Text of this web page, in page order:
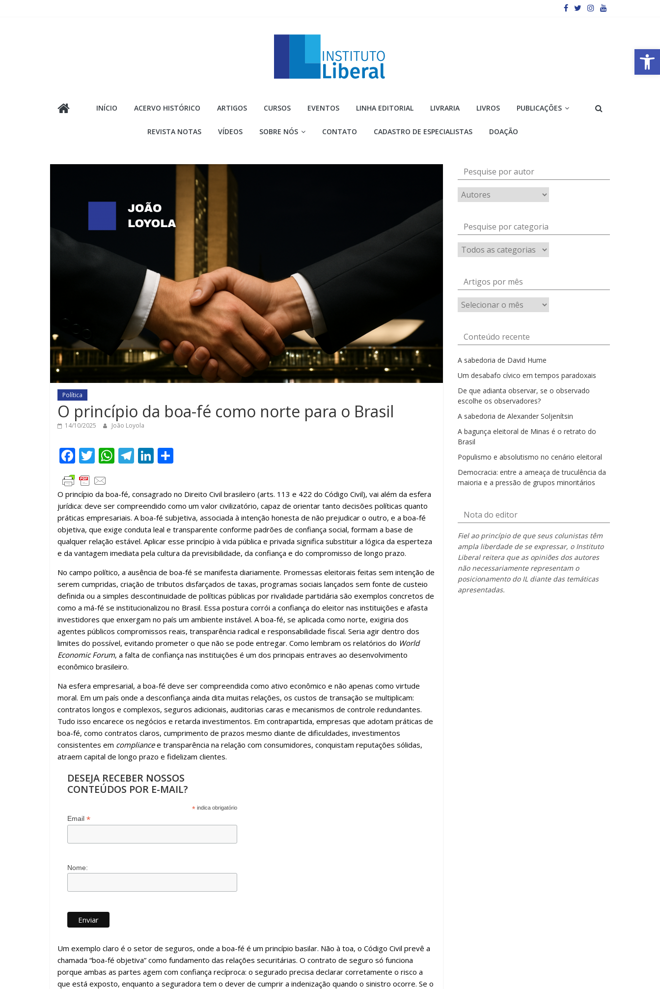
Barra de Ferramentas Aberta
Liberal
a
INÍCIO ACERVO HISTÓRICO ARTIGOS CURSOS EVENTOS LINHA EDITORIAL LIVRARIA LIVROS PUBLICAÇÕES
REVISTA NOTAS VÍDEOS SOBRE NÓS CONTATO CADASTRO DE ESPECIALISTAS DOAÇÃO
Política
O princípio da boa-fé como norte para o Brasil
14/10/2025 João Loyola
F
ac
e
b
o
o
k
T
w
itt
er
W
at
s
A
p
p
T
gr
a
m
Li
e
dI
n
m
p
ar
til
h
ar
O princípio da boa-fé, consagrado no Direito Civil brasileiro (arts. 113 e 422 do Código Civil), vai além da esfera
jurídica: deve ser compreendido como um valor civilizatório, capaz de orientar tanto decisões políticas quanto
práticas empresariais. A boa-fé subjetiva, associada à intenção honesta de não prejudicar o outro, e a boa-fé
objetiva, que exige conduta leal e transparente conforme padrões de confiança social, formam a base de
qualquer relação estável. Aplicar esse princípio à vida pública e privada significa substituir a lógica da esperteza
e da vantagem imediata pela cultura da previsibilidade, da confiança e do compromisso de longo prazo.
No campo político, a ausência de boa-fé se manifesta diariamente. Promessas eleitorais feitas sem intenção de
serem cumpridas, criação de tributos disfarçados de taxas, programas sociais lançados sem fonte de custeio
definida ou a simples descontinuidade de políticas públicas por rivalidade partidária são exemplos concretos de
como a má-fé se institucionalizou no Brasil. Essa postura corrói a confiança do eleitor nas instituições e afasta
investidores que enxergam no país um ambiente instável. A boa-fé, se aplicada como norte, exigiria dos
agentes públicos compromissos reais, transparência radical e responsabilidade fiscal. Seria agir dentro dos
limites do possível, evitando prometer o que não se pode entregar. Como lembram os relatórios do World
Economic Forum, a falta de confiança nas instituições é um dos principais entraves ao desenvolvimento
econômico brasileiro.
Na esfera empresarial, a boa-fé deve ser compreendida como ativo econômico e não apenas como virtude
moral. Em um país onde a desconfiança ainda dita muitas relações, os custos de transação se multiplicam:
contratos longos e complexos, seguros adicionais, auditorias caras e mecanismos de controle redundantes.
Tudo isso encarece os negócios e retarda investimentos. Em contrapartida, empresas que adotam práticas de
boa-fé, como contratos claros, cumprimento de prazos mesmo diante de dificuldades, investimentos
consistentes em compliancee transparência na relação com consumidores, conquistam reputações sólidas,
atraem capital de longo prazo e fidelizam clientes.
DESEJA RECEBER NOSSOS
CONTEÚDOS POR E-MAIL?
*indica obrigatório
Email *
Nome:
Um exemplo claro é o setor de seguros, onde a boa-fé é um princípio basilar. Não à toa, o Código Civil prevê a
chamada “boa-fé objetiva” como fundamento das relações securitárias. O contrato de seguro só funciona
porque ambas as partes agem com confiança recíproca: o segurado precisa declarar corretamente o risco a
que está exposto, enquanto a seguradora tem o dever de cumprir a indenização quando o sinistro ocorre. Se o
Pesquise por autor
Pesquise por categoria
Artigos por mês
Artigos
por
Conteúdo recente
A sabedoria de David Hume
Um desabafo cívico em tempos paradoxais
De que adianta observar, se o observado
escolhe os observadores?
A sabedoria de Alexander Soljenítsin
A bagunça eleitoral de Minas é o retrato do
Brasil
Populismo e absolutismo no cenário eleitoral
Democracia: entre a ameaça de truculência da
maioria e a pressão de grupos minoritários
Nota do editor
Fiel ao princípio de que seus colunistas têm
ampla liberdade de se expressar, o Instituto
Liberal reitera que as opiniões dos autores
não necessariamente representam o
posicionamento do IL diante das temáticas
apresentadas.